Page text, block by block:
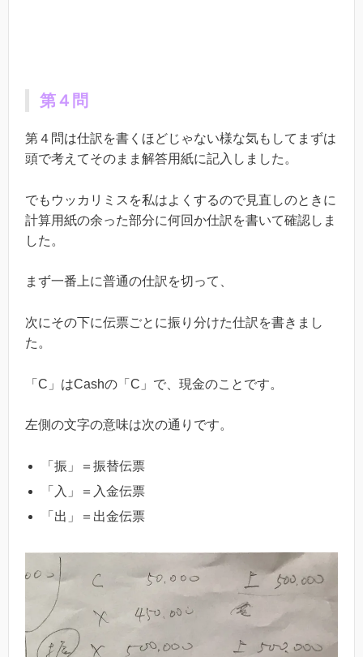
第４問
第４問は仕訳を書くほどじゃない様な気もしてまずは
頭で考えてそのまま解答用紙に記入しました。
でもウッカリミスを私はよくするので見直しのときに
計算用紙の余った部分に何回か仕訳を書いて確認しま
した。
まず一番上に普通の仕訳を切って、
次にその下に伝票ごとに振り分けた仕訳を書きまし
た。
「C」はCashの「C」で、現金のことです。
左側の文字の意味は次の通りです。
「振」＝振替伝票
「入」＝入金伝票
「出」＝出金伝票